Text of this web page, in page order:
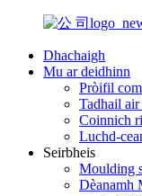
Dhachaigh
Mu ar deidhinn
Pròifil
Tadhail
Coinnich
Luchd-
Seirbheis
Moulding
Dèanamh